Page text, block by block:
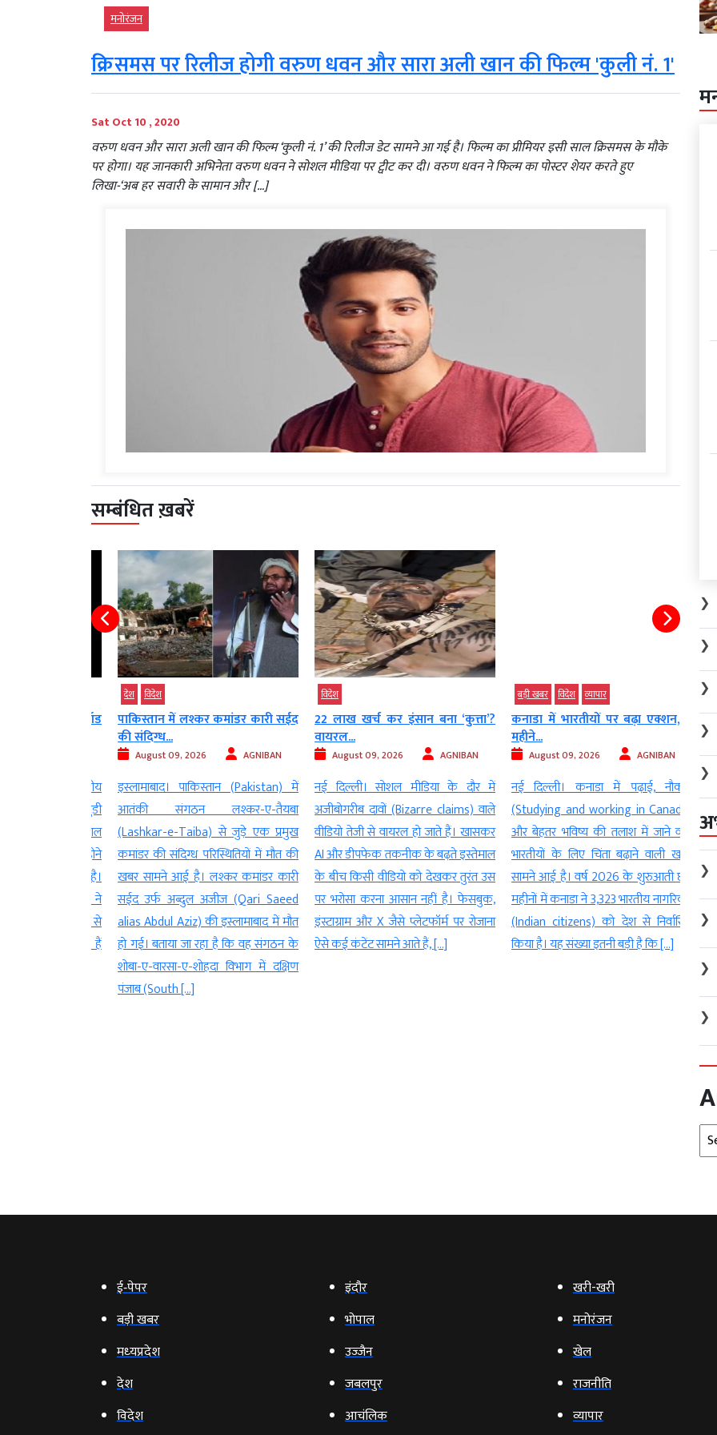
मनोरंजन
क्रिसमस पर रिलीज होगी वरुण धवन और सारा अली खान की फिल्म 'कुली नं. 1'
Sat Oct 10 , 2020
वरुण धवन और सारा अली खान की फिल्म ‘कुली नं. 1’ की रिलीज डेट सामने आ गई है। फिल्म का प्रीमियर इसी साल क्रिसमस के मौके
पर होगा। यह जानकारी अभिनेता वरुण धवन ने सोशल मीडिया पर ट्वीट कर दी। वरुण धवन ने फिल्म का पोस्टर शेयर करते हुए
लिखा-‘अब हर सवारी के सामान और […]
सम्बंधित ख़बरें
विदेश
पाकिस्तान में लश्कर कमांडर कारी सईद
की संदिग्ध...
August 09, 2026 AGNIBAN
इस्लामाबाद। पाकिस्तान (Pakistan) में
आतंकी संगठन लश्कर-ए-तैयबा
(Lashkar-e-Taiba) से जुड़े एक प्रमुख
कमांडर की संदिग्ध परिस्थितियों में मौत की
खबर सामने आई है। लश्कर कमांडर कारी
सईद उर्फ अब्दुल अजीज (Qari Saeed
alias Abdul Aziz) की इस्लामाबाद में मौत
हो गई। बताया जा रहा है कि वह संगठन के
शोबा-ए-वारसा-ए-शोहदा विभाग में दक्षिण
पंजाब (South […]
22 लाख खर्च कर इंसान बना ‘कुत्ता’?
वायरल...
August 09, 2026 AGNIBAN
नई दिल्ली। सोशल मीडिया के दौर में
अजीबोगरीब दावों (Bizarre claims) वाले
वीडियो तेजी से वायरल हो जाते हैं। खासकर
AI और डीपफेक तकनीक के बढ़ते इस्तेमाल
के बीच किसी वीडियो को देखकर तुरंत उस
पर भरोसा करना आसान नहीं है। फेसबुक,
इंस्टाग्राम और X जैसे प्लेटफॉर्म पर रोजाना
ऐसे कई कंटेंट सामने आते हैं, […]
बड़ी खबर विदेश व्‍यापार
कनाडा में भारतीयों पर बढ़ा एक्शन, 6
महीने...
August 09, 2026 AGNIBAN
नई दिल्ली। कनाडा में पढ़ाई, नौकरी
(Studying and working in Canada)
और बेहतर भविष्य की तलाश में जाने वाले
भारतीयों के लिए चिंता बढ़ाने वाली खबर
सामने आई है। वर्ष 2026 के शुरुआती छह
महीनों में कनाडा ने 3,323 भारतीय नागरिकों
(Indian citizens) को देश से निर्वासित
किया है। यह संख्या इतनी बड़ी है कि […]
बड़ी
का
दो
❯
❯
❯
❯
❯
❯
❯
❯
❯
ई‑पेपर
बड़ी खबर
मध्‍यप्रदेश
देश
विदेश
इंदौर
भोपाल
उज्‍जैन
जबलपुर
आचंलिक
खरी-खरी
मनोरंजन
खेल
राजनीति
व्‍यापार